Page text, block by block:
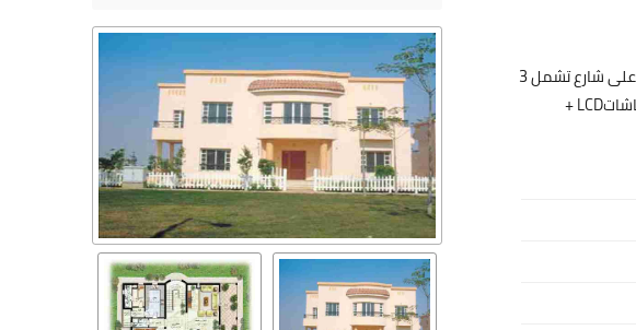
شرقي و غربي تطل على شارع تشمل 3